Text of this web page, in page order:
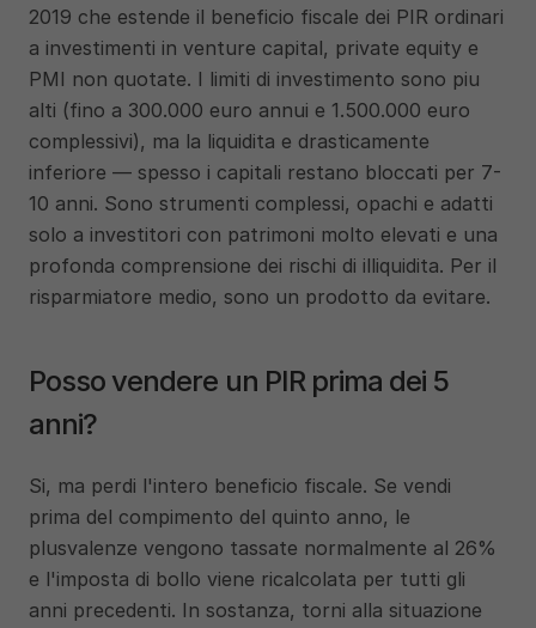
2019 che estende il beneficio fiscale dei PIR ordinari
a investimenti in venture capital, private equity e
PMI non quotate. I limiti di investimento sono piu
alti (fino a 300.000 euro annui e 1.500.000 euro
complessivi), ma la liquidita e drasticamente
inferiore — spesso i capitali restano bloccati per 7-
10 anni. Sono strumenti complessi, opachi e adatti
solo a investitori con patrimoni molto elevati e una
profonda comprensione dei rischi di illiquidita. Per il
risparmiatore medio, sono un prodotto da evitare.
Posso vendere un PIR prima dei 5
anni?
Si, ma perdi l'intero beneficio fiscale. Se vendi
prima del compimento del quinto anno, le
plusvalenze vengono tassate normalmente al 26%
e l'imposta di bollo viene ricalcolata per tutti gli
anni precedenti. In sostanza, torni alla situazione